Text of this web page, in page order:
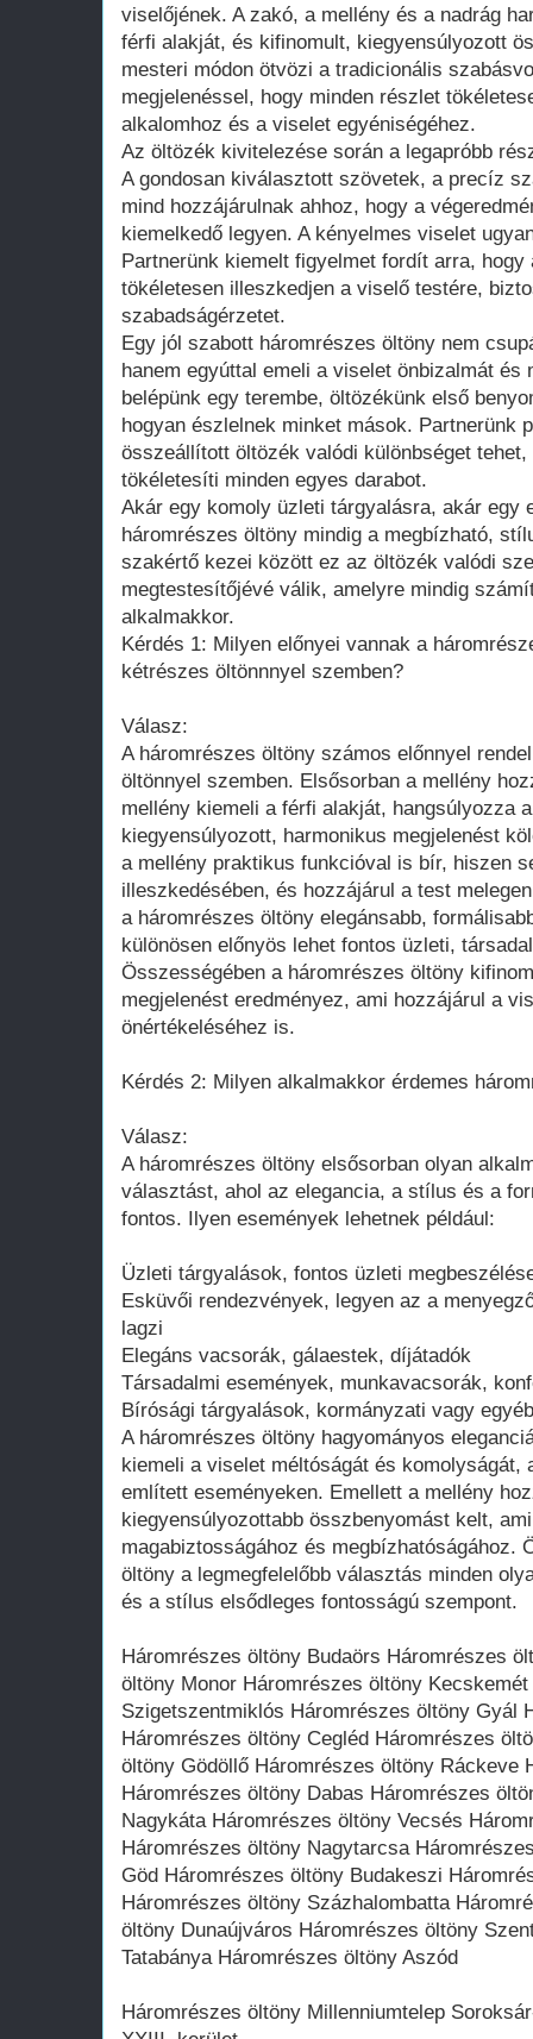
viselőjének. A zakó, a mellény és a nadrág
férfi alakját, és kifinomult, kiegyensúlyozott
mesteri módon ötvözi a tradicionális
megjelenéssel, hogy minden részlet
alkalomhoz és a viselet egyéniségéhez.
Az öltözék kivitelezése során a legapróbb
A gondosan kiválasztott szövetek, a precíz
mind hozzájárulnak ahhoz, hogy a
kiemelkedő legyen. A kényelmes viselet
Partnerünk kiemelt figyelmet fordít arra, hogy
tökéletesen illeszkedjen a viselő testére,
szabadságérzetet.
Egy jól szabott háromrészes öltöny nem
hanem egyúttal emeli a viselet önbizalmát és
belépünk egy terembe, öltözékünk első
hogyan észlelnek minket mások. Partnerünk
összeállított öltözék valódi különbséget
tökéletesíti minden egyes darabot.
Akár egy komoly üzleti tárgyalásra, akár egy
háromrészes öltöny mindig a megbízható,
szakértő kezei között ez az öltözék valódi
megtestesítőjévé válik, amelyre mindig
alkalmakkor.
Kérdés 1: Milyen előnyei vannak a
kétrészes öltönnnyel szemben?
Válasz:
A háromrészes öltöny számos előnnyel
öltönnyel szemben. Elsősorban a mellény
mellény kiemeli a férfi alakját, hangsúlyozza
kiegyensúlyozott, harmonikus megjelenést
a mellény praktikus funkcióval is bír, hiszen
illeszkedésében, és hozzájárul a test
a háromrészes öltöny elegánsabb,
különösen előnyös lehet fontos üzleti,
Összességében a háromrészes öltöny
megjelenést eredményez, ami hozzájárul a
önértékeléséhez is.
Kérdés 2: Milyen alkalmakkor érdemes
Válasz:
A háromrészes öltöny elsősorban olyan
választást, ahol az elegancia, a stílus és a
fontos. Ilyen események lehetnek például:
Üzleti tárgyalások, fontos üzleti
Esküvői rendezvények, legyen az a
lagzi
Elegáns vacsorák, gálaestek, díjátadók
Társadalmi események, munkavacsorák,
Bírósági tárgyalások, kormányzati vagy
A háromrészes öltöny hagyományos
kiemeli a viselet méltóságát és komolyságát,
említett eseményeken. Emellett a mellény
kiegyensúlyozottabb összbenyomást kelt,
magabiztosságához és megbízhatóságához.
öltöny a legmegfelelőbb választás minden
és a stílus elsődleges fontosságú szempont.
Háromrészes öltöny Budaörs Háromrészes
öltöny Monor Háromrészes öltöny
Szigetszentmiklós Háromrészes öltöny Gyál
Háromrészes öltöny Cegléd Háromrészes
öltöny Gödöllő Háromrészes öltöny Ráckeve
Háromrészes öltöny Dabas Háromrészes
Nagykáta Háromrészes öltöny Vecsés
Háromrészes öltöny Nagytarcsa
Göd Háromrészes öltöny Budakeszi
Háromrészes öltöny Százhalombatta
öltöny Dunaújváros Háromrészes öltöny
Tatabánya Háromrészes öltöny Aszód
Háromrészes öltöny Millenniumtelep